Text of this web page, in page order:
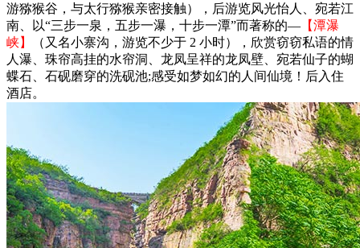
游猕猴谷，与太行猕猴亲密接触），后游览风光怡人、宛若江
南、以“三步一泉，五步一瀑，十步一潭”而著称的― 【潭瀑
峡】
（又名小寨沟，游览不少于 2 小时），欣赏窃窃私语的情
人瀑、珠帘高挂的水帘洞、龙凤呈祥的龙凤壁、宛若仙子的蝴
蝶石、石砚磨穿的洗砚池;感受如梦如幻的人间仙境！后入住
酒店。